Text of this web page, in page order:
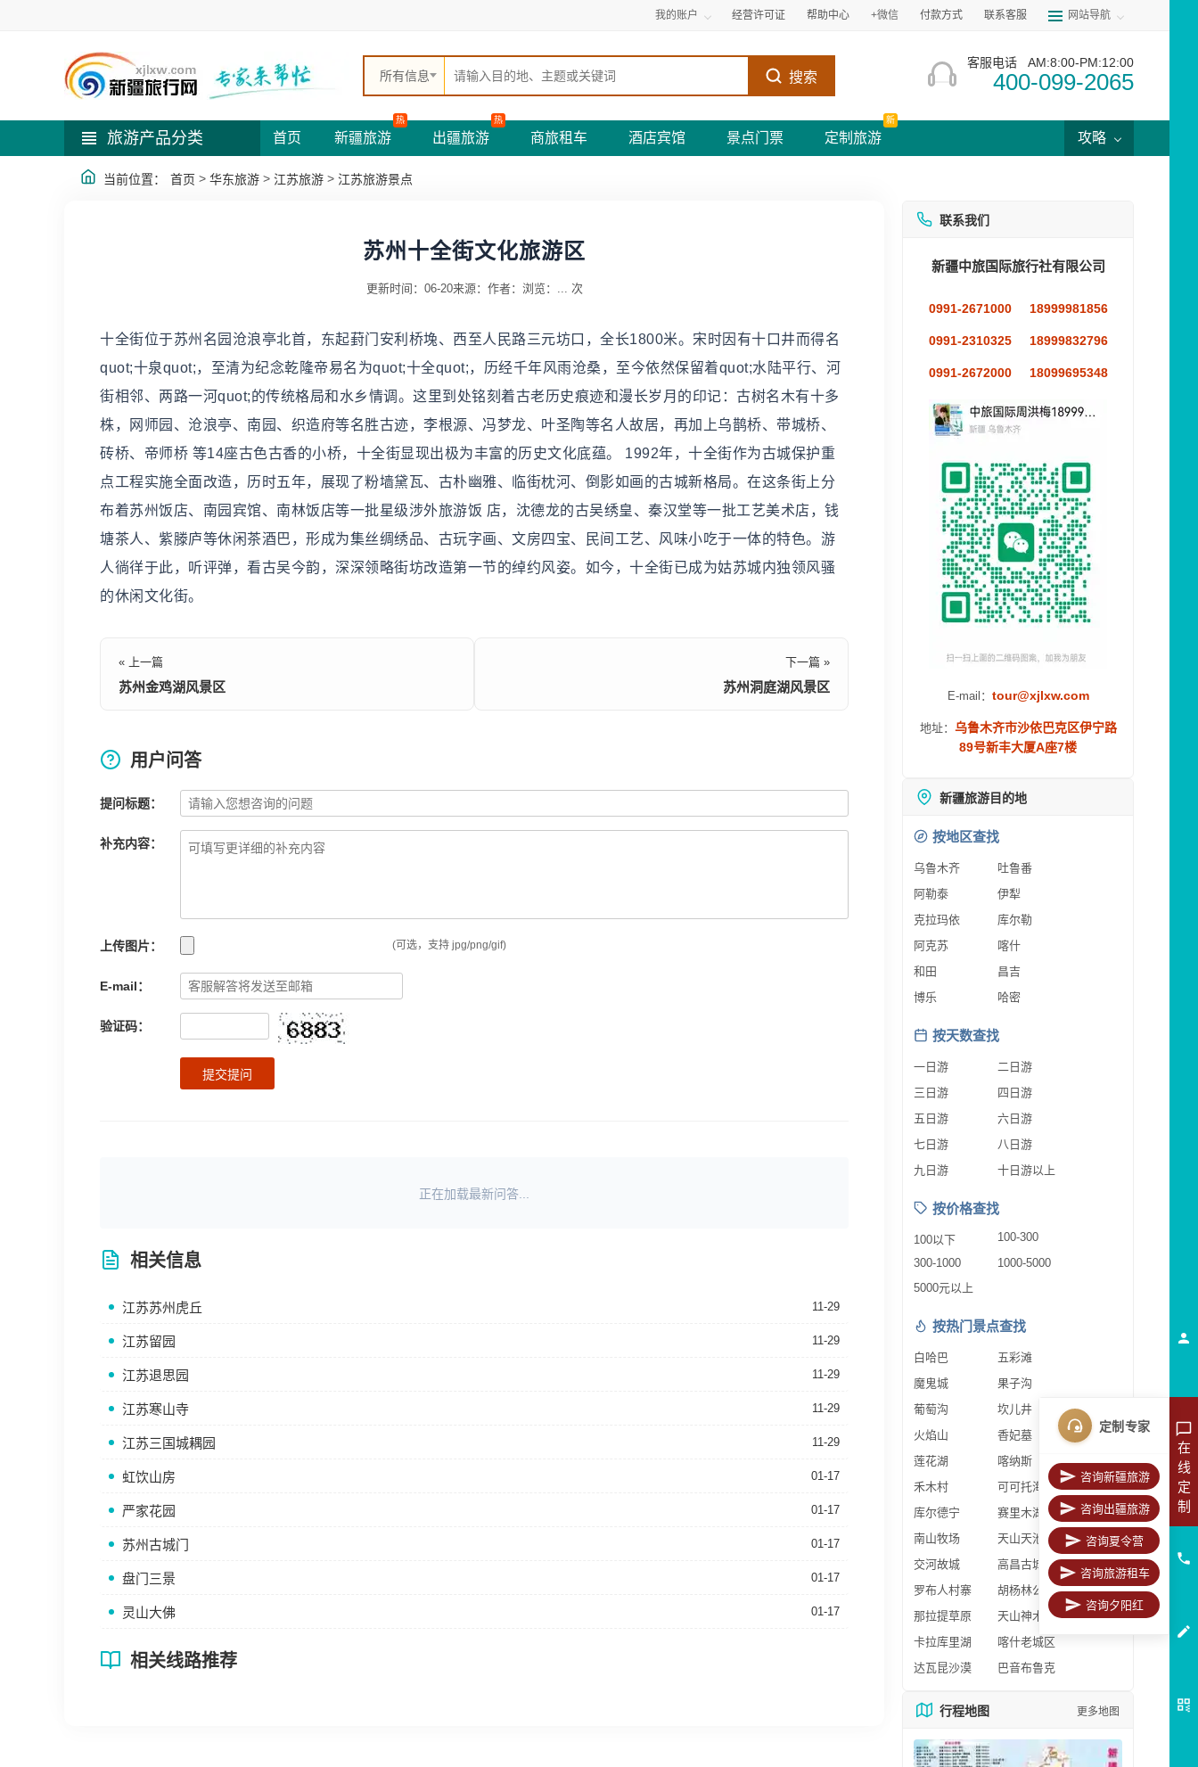
我的账户 经营许可证 帮助中心 +微信 付款方式 联系客服 网站导航
所有信息 搜索
客服电话 AM:8:00-PM:12:00
400-099-2065
旅游产品分类 首页 新疆旅游
热
出疆旅游
热
商旅租车 酒店宾馆 景点门票 定制旅游
新
攻略
当前位置： 首页 > 华东旅游 > 江苏旅游 > 江苏旅游景点
苏州十全街文化旅游区
更新时间：06-20来源： 作者： 浏览： ... 次
十全街位于苏州名园沧浪亭北首，东起葑门安利桥堍、西至人民路三元坊口，全长1800米。宋时因有十口井而得名
quot;十泉quot;，至清为纪念乾隆帝易名为quot;十全quot;，历经千年风雨沧桑，至今依然保留着quot;水陆平行、河
街相邻、两路一河quot;的传统格局和水乡情调。这里到处铭刻着古老历史痕迹和漫长岁月的印记：古树名木有十多
株，网师园、沧浪亭、南园、织造府等名胜古迹，李根源、冯梦龙、叶圣陶等名人故居，再加上乌鹊桥、带城桥、
砖桥、帝师桥 等14座古色古香的小桥，十全街显现出极为丰富的历史文化底蕴。 1992年，十全街作为古城保护重
点工程实施全面改造，历时五年，展现了粉墙黛瓦、古朴幽雅、临街枕河、倒影如画的古城新格局。在这条街上分
布着苏州饭店、南园宾馆、南林饭店等一批星级涉外旅游饭 店，沈德龙的古吴绣皇、秦汉堂等一批工艺美术店，钱
塘茶人、紫滕庐等休闲茶酒巴，形成为集丝绸绣品、古玩字画、文房四宝、民间工艺、风味小吃于一体的特色。游
人徜徉于此，听评弹，看古吴今韵，深深领略街坊改造第一节的绰约风姿。如今，十全街已成为姑苏城内独领风骚
的休闲文化街。
« 上一篇
苏州金鸡湖风景区
下一篇 »
苏州洞庭湖风景区
用户问答
提问标题：
补充内容：
上传图片： (可选，支持 jpg/png/gif)
E-mail：
验证码：
提交提问
正在加载最新问答...
相关信息
江苏苏州虎丘 11-29
江苏留园 11-29
江苏退思园 11-29
江苏寒山寺 11-29
江苏三国城耦园 11-29
虹饮山房 01-17
严家花园 01-17
苏州古城门 01-17
盘门三景 01-17
灵山大佛 01-17
相关线路推荐
联系我们
新疆中旅国际旅行社有限公司
0991-2671000 18999981856
0991-2310325 18999832796
0991-2672000 18099695348
E-mail： tour@xjlxw.com
地址： 乌鲁木齐市沙依巴克区伊宁路
89号新丰大厦A座7楼
新疆旅游目的地
按地区查找
乌鲁木齐
吐鲁番
阿勒泰
伊犁
克拉玛依
库尔勒
阿克苏
喀什
和田
昌吉
博乐
哈密
按天数查找
一日游
二日游
三日游
四日游
五日游
六日游
七日游
八日游
九日游
十日游以上
按价格查找
100以下
100-300
300-1000
1000-5000
5000元以上
按热门景点查找
白哈巴
五彩滩
魔鬼城
果子沟
葡萄沟
坎儿井
火焰山
香妃墓
莲花湖
喀纳斯
禾木村
可可托海
库尔德宁
赛里木湖
南山牧场
天山天池
交河故城
高昌古城
罗布人村寨
胡杨林公园
那拉提草原
天山神木园
卡拉库里湖
喀什老城区
达瓦昆沙漠
巴音布鲁克
行程地图 更多地图
在
线
定
制
定制专家
咨询新疆旅游
咨询出疆旅游
咨询夏令营
咨询旅游租车
咨询夕阳红